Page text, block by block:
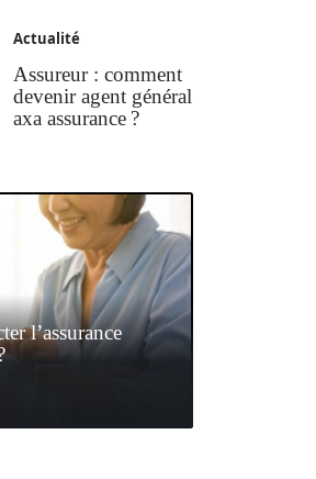
Actualité
Assureur : comment
devenir agent général
axa assurance ?
l’assurance